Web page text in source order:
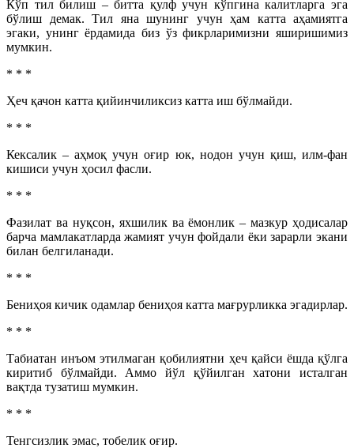
Кўп тил билиш – битта қулф учун кўпгина калитларга эга
бўлиш демак. Тил яна шунинг учун ҳам катта аҳамиятга
эгаки, унинг ёрдамида биз ўз фикрларимизни яширишимиз
мумкин.
* * *
Ҳеч қачон катта қийинчиликсиз катта иш бўлмайди.­
* * *
Кексалик – аҳмоқ учун оғир юк, нодон учун қиш, илм-фан
кишиси учун ҳосил фасли.
* * *
Фазилат ва нуқсон, яхшилик ва ёмонлик – мазкур ҳодисалар
барча мамлакатларда жамият учун фойдали ёки зарарли экани
билан белгиланади.
* * *
Бениҳоя кичик одамлар бениҳоя катта мағрурликка эгадирлар.
* * *
Табиатан инъом этилмаган қобилиятни ҳеч қайси ёшда қўлга
киритиб бўлмайди. Аммо йўл қўйилган хатони исталган
вақтда тузатиш мумкин.
* * *
Тенгсизлик эмас, тобелик оғир.